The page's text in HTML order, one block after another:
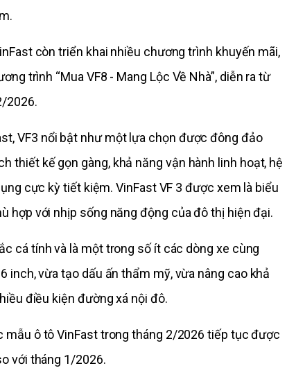
còn triển khai nhiều chương trình khuyến mãi,
trình “Mua VF8 - Mang Lộc Về Nhà”, diễn ra từ
2026.
VF3 nổi bật như một lựa chọn được đông đảo
thiết kế gọn gàng, khả năng vận hành linh hoạt, hệ
cực kỳ tiết kiệm. VinFast VF 3 được xem là biểu
hợp với nhịp sống năng động của đô thị hiện đại.
cá tính và là một trong số ít các dòng xe cùng
inch, vừa tạo dấu ấn thẩm mỹ, vừa nâng cao khả
điều kiện đường xá nội đô.
mẫu ô tô VinFast trong tháng 2/2026 tiếp tục được
với tháng 1/2026.